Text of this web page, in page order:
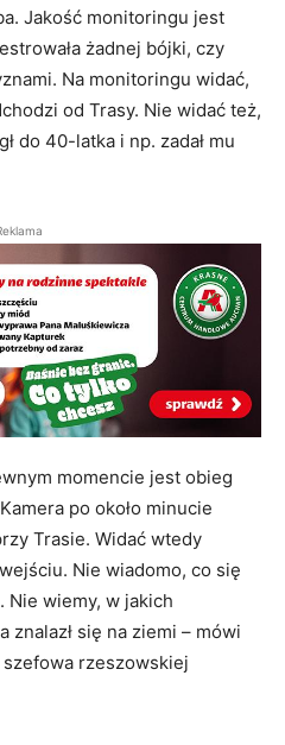
Jakość monitoringu jest
żadnej bójki, czy
Na monitoringu widać,
od Trasy. Nie widać też,
do 40-latka i np. zadał mu
momencie jest obieg
po około minucie
Trasie. Widać wtedy
Nie wiadomo, co się
Nie wiemy, w jakich
znalazł się na ziemi – mówi
rzeszowskiej